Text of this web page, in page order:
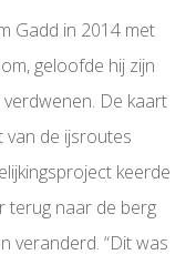
Gadd in 2014 met
geloofde hij zijn
De kaart
van de ijsroutes
keerde
terug naar de berg
veranderd. “Dit was